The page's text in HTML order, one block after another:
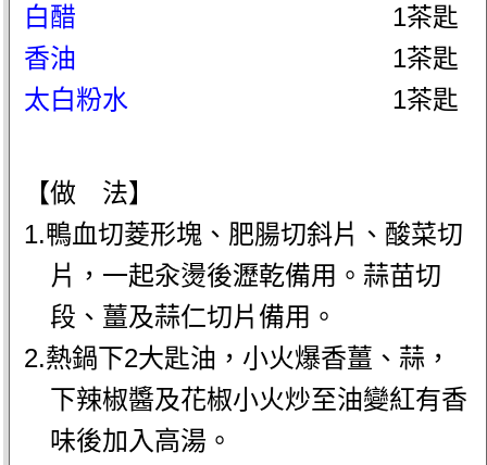
白醋
1茶匙
香油
1茶匙
太白粉水
1茶匙
【做 法】
1.鴨血切菱形塊、肥腸切斜片、酸菜切
片，一起汆燙後瀝乾備用。蒜苗切
段、薑及蒜仁切片備用。
2.熱鍋下2大匙油，小火爆香薑、蒜，
下辣椒醬及花椒小火炒至油變紅有香
味後加入高湯。